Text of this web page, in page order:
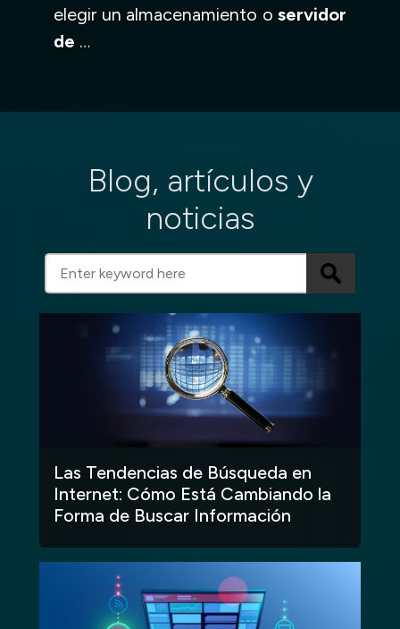
elegir un almacenamiento o servidor
de …
Blog, artículos y
noticias
Las Tendencias de Búsqueda en
Internet: Cómo Está Cambiando la
Forma de Buscar Información